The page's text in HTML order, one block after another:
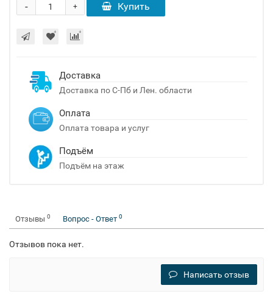
+
- Купить
Доставка
Доставка по С-Пб и Лен. области
Оплата
Оплата товара и услуг
Подъём
Подъём на этаж
Отзывы 0 Вопрос - Ответ 0
Отзывов пока нет.
Написать отзыв